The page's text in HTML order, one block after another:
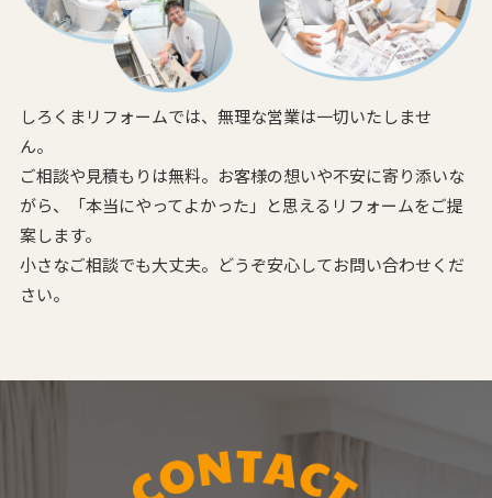
しろくまリフォームでは、無理な営業は一切いたしませ
ん。
ご相談や見積もりは無料。お客様の想いや不安に寄り添いな
がら、
「本当にやってよかった」と思えるリフォームをご提
案します。
小さなご相談でも大丈夫。どうぞ安心してお問い合わせくだ
さい。